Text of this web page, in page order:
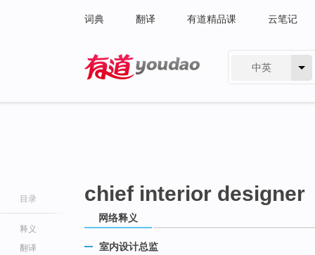
词典 翻译 有道精品课 云笔记
中英
目录
释义
翻译
chief interior designer
网络释义
室内设计总监